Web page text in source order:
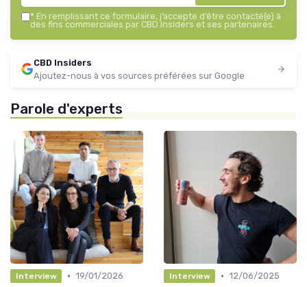
* En remplissant ce formulaire, j’accepte d’être contacté(e) à
des fins commerciales par CBD Insiders et ses partenaires.
CBD Insiders
Ajoutez-nous à vos sources préférées sur Google
Parole d'experts
Interview • 19/01/2026
Interview • 12/06/2025